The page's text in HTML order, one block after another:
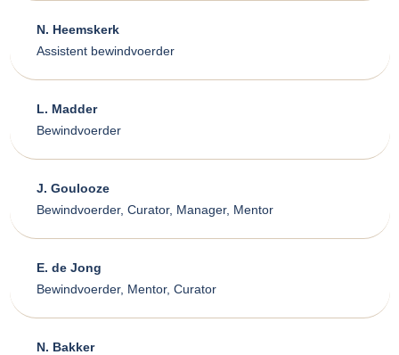
N. Heemskerk
Assistent bewindvoerder
L. Madder
Bewindvoerder
J. Goulooze
Bewindvoerder, Curator, Manager, Mentor
E. de Jong
Bewindvoerder, Mentor, Curator
N. Bakker